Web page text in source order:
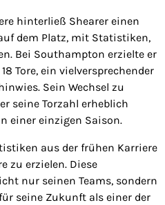
hinterließ Shearer einen
dem Platz, mit Statistiken,
Bei Southampton erzielte er
Tore, ein vielversprechender
Sein Wechsel zu
seine Torzahl erheblich
einer einzigen Saison.
aus der frühen Karriere
zu erzielen. Diese
nur seinen Teams, sondern
seine Zukunft als einer der